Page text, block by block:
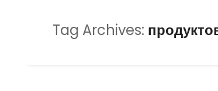
Tag Archives: